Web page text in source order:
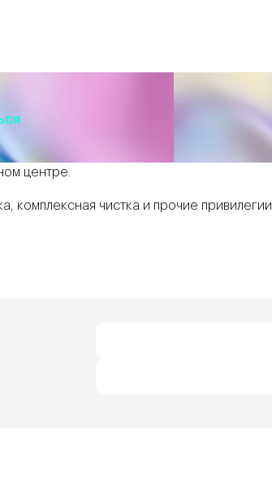
центре.
комплексная чистка и прочие привилегии.